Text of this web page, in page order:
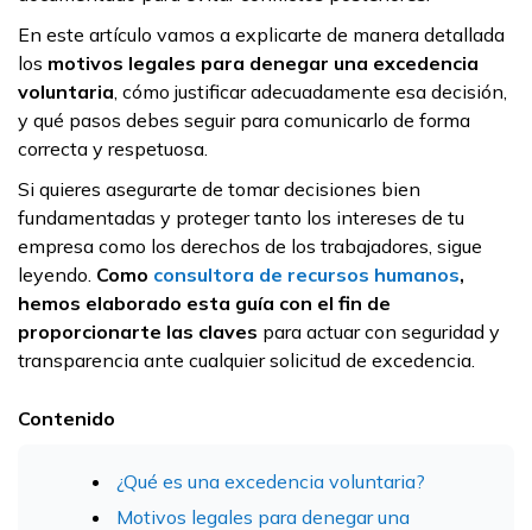
En este artículo vamos a explicarte de manera detallada
los motivos legales para denegar una excedencia
voluntaria, cómo justificar adecuadamente esa decisión,
y qué pasos debes seguir para comunicarlo de forma
correcta y respetuosa.
Si quieres asegurarte de tomar decisiones bien
fundamentadas y proteger tanto los intereses de tu
empresa como los derechos de los trabajadores, sigue
leyendo. Como consultora de recursos humanos,
hemos elaborado esta guía con el fin de
proporcionarte las claves para actuar con seguridad y
transparencia ante cualquier solicitud de excedencia.
Contenido
¿Qué es una excedencia voluntaria?
Motivos legales para denegar una